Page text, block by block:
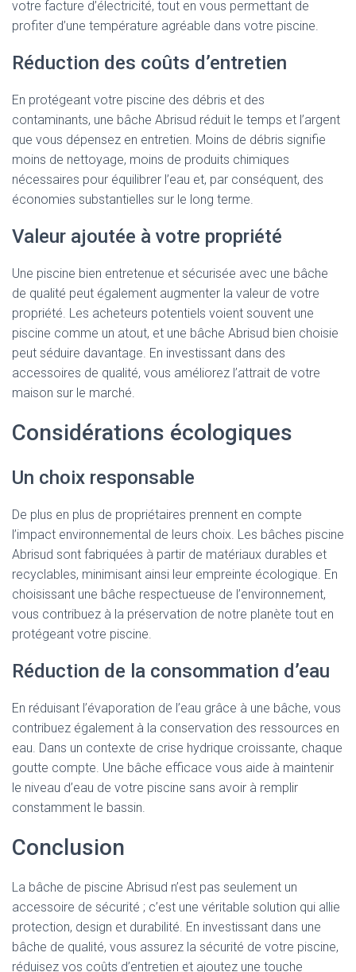
votre facture d’électricité, tout en vous permettant de
profiter d’une température agréable dans votre piscine.
Réduction des coûts d’entretien
En protégeant votre piscine des débris et des
contaminants, une bâche Abrisud réduit le temps et l’argent
que vous dépensez en entretien. Moins de débris signifie
moins de nettoyage, moins de produits chimiques
nécessaires pour équilibrer l’eau et, par conséquent, des
économies substantielles sur le long terme.
Valeur ajoutée à votre propriété
Une piscine bien entretenue et sécurisée avec une bâche
de qualité peut également augmenter la valeur de votre
propriété. Les acheteurs potentiels voient souvent une
piscine comme un atout, et une bâche Abrisud bien choisie
peut séduire davantage. En investissant dans des
accessoires de qualité, vous améliorez l’attrait de votre
maison sur le marché.
Considérations écologiques
Un choix responsable
De plus en plus de propriétaires prennent en compte
l’impact environnemental de leurs choix. Les bâches piscine
Abrisud sont fabriquées à partir de matériaux durables et
recyclables, minimisant ainsi leur empreinte écologique. En
choisissant une bâche respectueuse de l’environnement,
vous contribuez à la préservation de notre planète tout en
protégeant votre piscine.
Réduction de la consommation d’eau
En réduisant l’évaporation de l’eau grâce à une bâche, vous
contribuez également à la conservation des ressources en
eau. Dans un contexte de crise hydrique croissante, chaque
goutte compte. Une bâche efficace vous aide à maintenir
le niveau d’eau de votre piscine sans avoir à remplir
constamment le bassin.
Conclusion
La bâche de piscine Abrisud n’est pas seulement un
accessoire de sécurité ; c’est une véritable solution qui allie
protection, design et durabilité. En investissant dans une
bâche de qualité, vous assurez la sécurité de votre piscine,
réduisez vos coûts d’entretien et ajoutez une touche